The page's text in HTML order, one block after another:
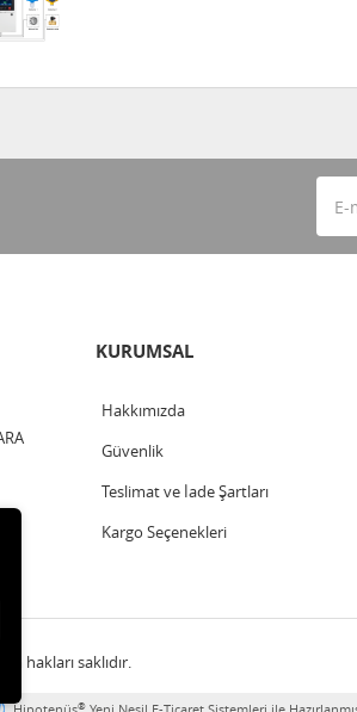
KURUMSAL
Hakkımızda
Güvenlik
Teslimat ve İade Şartları
Kargo Seçenekleri
hakları saklıdır.
®